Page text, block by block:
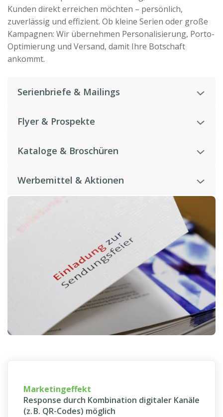
Kunden direkt erreichen möchten – persönlich,
zuverlässig und effizient. Ob kleine Serien oder große
Kampagnen: Wir übernehmen Personalisierung, Porto-
Optimierung und Versand, damit Ihre Botschaft
ankommt.
Serienbriefe & Mailings
Individuell adressierte und personalisierte Schreiben,
Flyer & Prospekte
Perfekt für Aktionen, Kampagnen oder
Kataloge & Broschüren
Mehrseitige Produkte professionell verarbeitet,
Werbemittel & Aktionen
Von Give-aways bis Infopost: Wir organisieren,
Marketingeffekt
Response durch Kombination digitaler Kanäle
(z. B. QR-Codes) möglich